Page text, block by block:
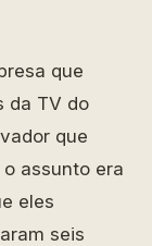
que
da TV do
que
assunto era
eles
seis